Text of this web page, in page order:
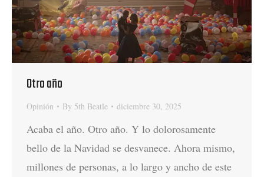
Otro año
Opinión By 5th Beatle diciembre 30, 2025
Acaba el año. Otro año. Y lo dolorosamente
bello de la Navidad se desvanece. Ahora mismo,
millones de personas, a lo largo y ancho de este